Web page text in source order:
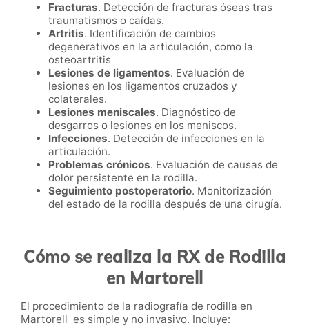
Fracturas. Detección de fracturas óseas tras
traumatismos o caídas.
Artritis. Identificación de cambios
degenerativos en la articulación, como la
osteoartritis
Lesiones de ligamentos. Evaluación de
lesiones en los ligamentos cruzados y
colaterales.
Lesiones meniscales. Diagnóstico de
desgarros o lesiones en los meniscos.
Infecciones. Detección de infecciones en la
articulación.
Problemas crónicos. Evaluación de causas de
dolor persistente en la rodilla.
Seguimiento postoperatorio. Monitorización
del estado de la rodilla después de una cirugía.
Cómo se realiza la RX de Rodilla
en Martorell
El procedimiento de la radiografía de rodilla en
Martorell es simple y no invasivo. Incluye: